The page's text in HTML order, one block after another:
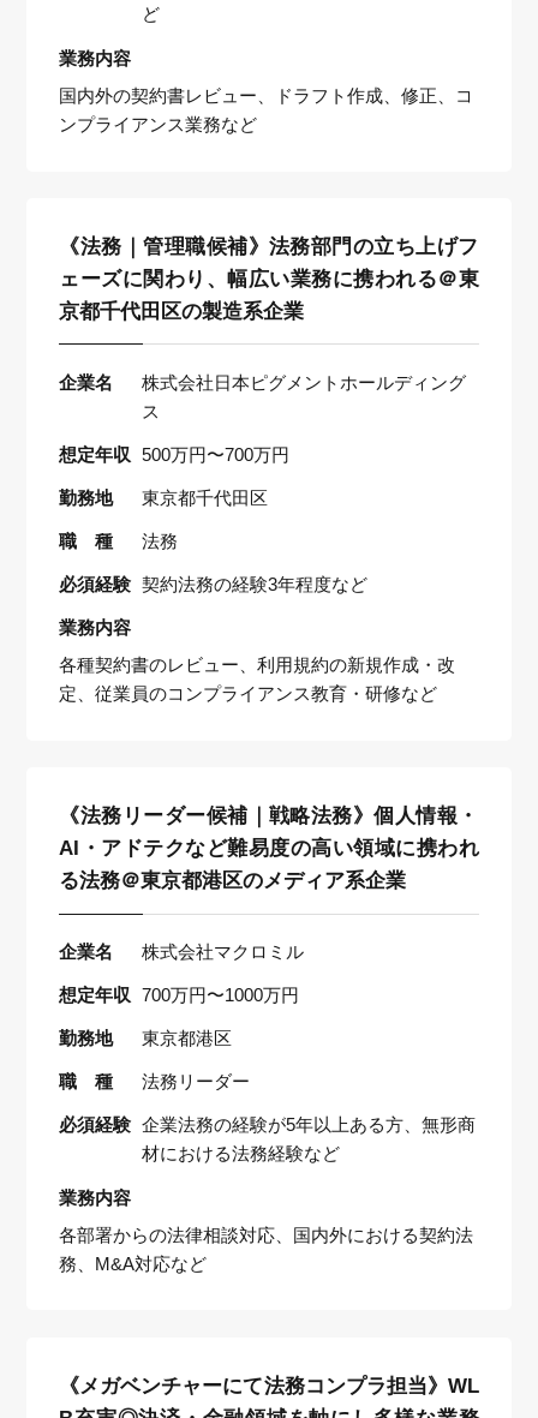
ど
業務内容
国内外の契約書レビュー、ドラフト作成、修正、コ
ンプライアンス業務など
《法務｜管理職候補》法務部門の立ち上げフ
ェーズに関わり、幅広い業務に携われる＠東
京都千代田区の製造系企業
企業名
株式会社日本ピグメントホールディング
ス
想定年収 500万円〜700万円
勤務地 東京都千代田区
職 種 法務
必須経験 契約法務の経験3年程度など
業務内容
各種契約書のレビュー、利用規約の新規作成・改
定、従業員のコンプライアンス教育・研修など
《法務リーダー候補｜戦略法務》個人情報・
AI・アドテクなど難易度の高い領域に携われ
る法務＠東京都港区のメディア系企業
企業名 株式会社マクロミル
想定年収 700万円〜1000万円
勤務地 東京都港区
職 種 法務リーダー
必須経験 企業法務の経験が5年以上ある方、無形商
材における法務経験など
業務内容
各部署からの法律相談対応、国内外における契約法
務、M&A対応など
《メガベンチャーにて法務コンプラ担当》WL